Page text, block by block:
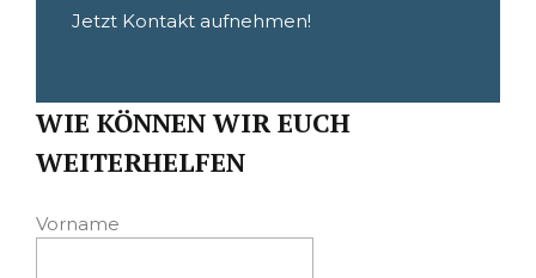
Jetzt Kontakt aufnehmen!
WIE KÖNNEN WIR EUCH
WEITERHELFEN
Vorname